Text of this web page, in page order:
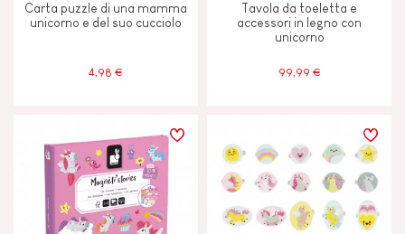
Carta puzzle di una mamma
unicorno e del suo cucciolo
4,98 €
Tavola da toeletta e
accessori in legno con
unicorno
99,99 €